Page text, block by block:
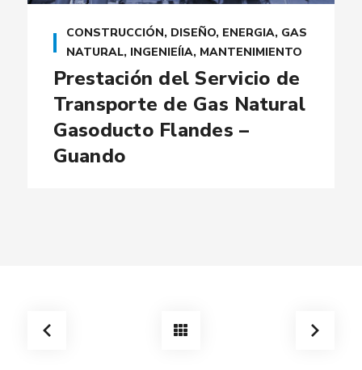
CONSTRUCCIÓN, DISEÑO, ENERGIA, GAS
NATURAL, INGENIEÍIA, MANTENIMIENTO
Prestación del Servicio de
Transporte de Gas Natural
Gasoducto Flandes –
Guando